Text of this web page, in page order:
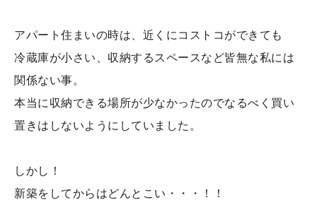
アパート住まいの時は、近くにコストコができても
冷蔵庫が小さい、収納するスペースなど皆無な私には
関係ない事。
本当に収納できる場所が少なかったのでなるべく買い
置きはしないようにしていました。
しかし！
新築をしてからはどんとこい・・・！！